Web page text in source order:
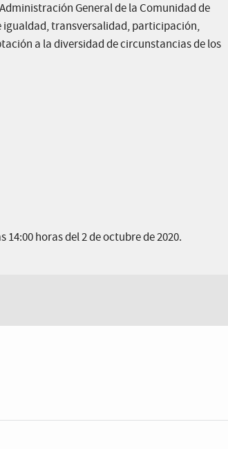
General de la Comunidad de
igualdad, transversalidad, participación,
a la diversidad de circunstancias de los
horas del 2 de octubre de 2020.